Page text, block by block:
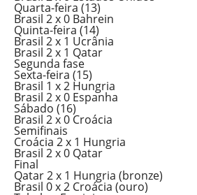
Quarta-feira (13)
Brasil 2 x 0 Bahrein
Quinta-feira (14)
Brasil 2 x 1 Ucrânia
Brasil 2 x 1 Qatar
Segunda fase
Sexta-feira (15)
Brasil 1 x 2 Hungria
Brasil 2 x 0 Espanha
Sábado (16)
Brasil 2 x 0 Croácia
Semifinais
Croácia 2 x 1 Hungria
Brasil 2 x 0 Qatar
Final
Qatar 2 x 1 Hungria (bronze)
Brasil 0 x 2 Croácia (ouro)